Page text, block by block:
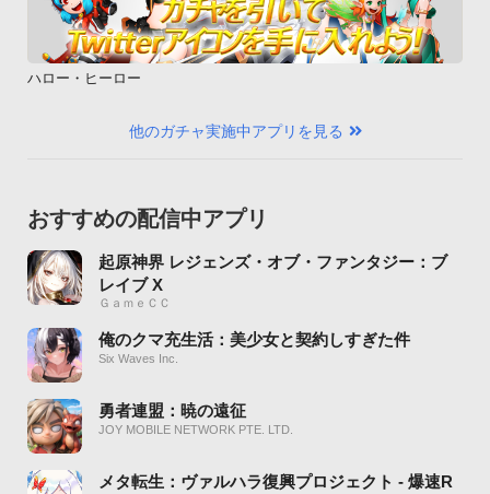
ハロー・ヒーロー
他のガチャ実施中アプリを見る
おすすめの配信中アプリ
起原神界 レジェンズ・オブ・ファンタジー：ブ
レイブ X
ＧａｍｅＣＣ
俺のクマ充生活：美少女と契約しすぎた件
Six Waves Inc.
勇者連盟：暁の遠征
JOY MOBILE NETWORK PTE. LTD.
メタ転生：ヴァルハラ復興プロジェクト - 爆速R